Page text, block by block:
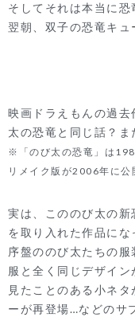
そしてそれは本当に恐
翌朝、双子の恐竜キュ
映画ドラえもんの過
太の恐竜と同じ話？ ま
※「のび太の恐竜」は
リメイク版が2006年に公
実は、こののび太の
を取り入れた作品にな
序盤ののび太たちの
服と全く同じデザイン
見たことのある 小ネタ
ーが再登場…などのサ